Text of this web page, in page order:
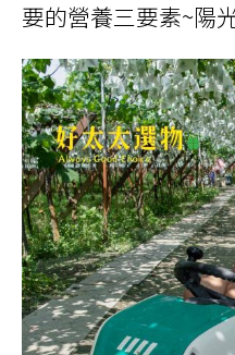
要的營養三要素~陽